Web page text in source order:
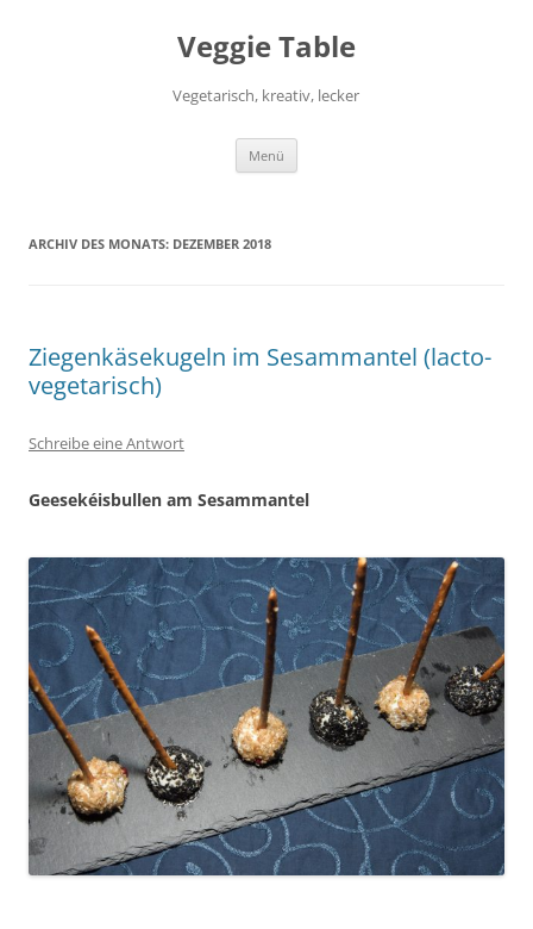
Veggie Table
Vegetarisch, kreativ, lecker
Menü
ARCHIV DES MONATS: DEZEMBER 2018
Ziegenkäsekugeln im Sesammantel (lacto-
vegetarisch)
Schreibe eine Antwort
Geesekéisbullen am Sesammantel